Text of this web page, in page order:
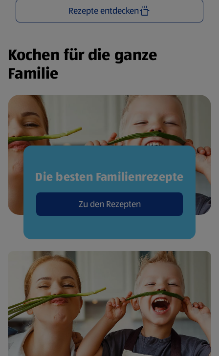
Rezepte entdecken
Kochen für die ganze
Familie
Die besten Familienrezepte
Zu den Rezepten